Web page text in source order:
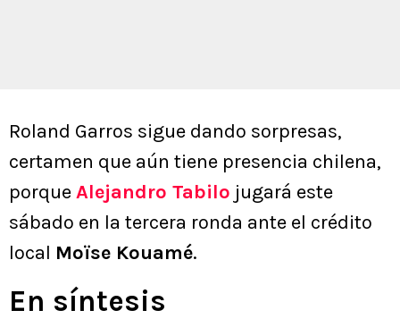
Roland Garros sigue dando sorpresas,
certamen que aún tiene presencia chilena,
porqueAlejandro Tabilo jugará este
sábado en la tercera ronda ante el crédito
local Moïse Kouamé.
En síntesis